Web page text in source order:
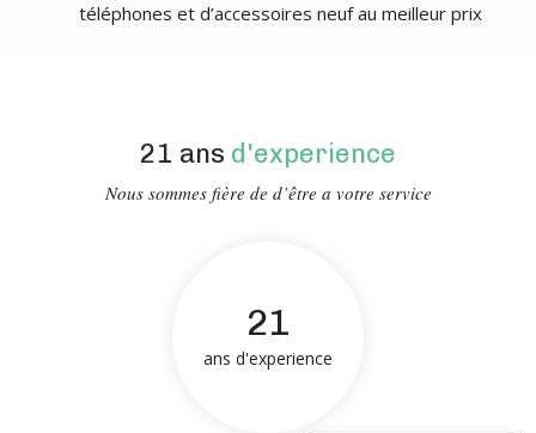
téléphones et d’accessoires neuf au meilleur prix
21 ans d'experience
Nous sommes fière de d’être a votre service
21
ans d'experience